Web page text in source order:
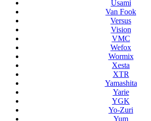
Usami
Van Fook
Versus
Vision
VMC
Wefox
Wormix
Xesta
XTR
Yamashita
Yarie
YGK
Yo-Zuri
Yum